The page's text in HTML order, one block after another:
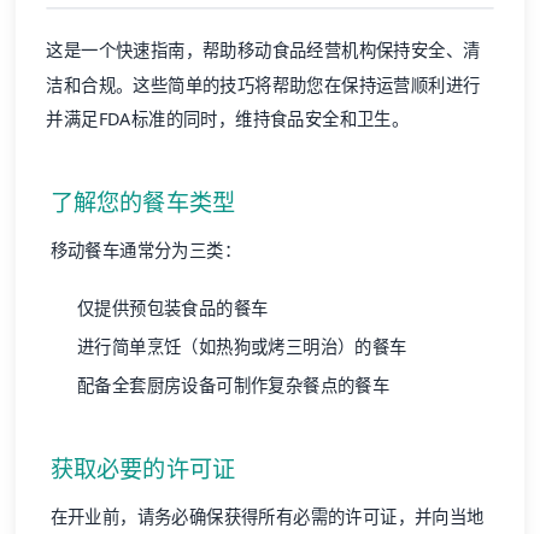
这是一个快速指南，帮助移动食品经营机构保持安全、清
洁和合规。这些简单的技巧将帮助您在保持运营顺利进行
并满足FDA标准的同时，维持食品安全和卫生。
了解您的餐车类型
移动餐车通常分为三类：
仅提供预包装食品的餐车
进行简单烹饪（如热狗或烤三明治）的餐车
配备全套厨房设备可制作复杂餐点的餐车
获取必要的许可证
在开业前，请务必确保获得所有必需的许可证，并向当地